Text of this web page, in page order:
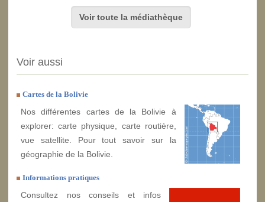
Voir toute la médiathèque
Voir aussi
Cartes de la Bolivie
Nos différentes cartes de la Bolivie à
explorer: carte physique, carte routière,
vue satellite. Pour tout savoir sur la
géographie de la Bolivie.
Informations pratiques
Consultez nos conseils et infos